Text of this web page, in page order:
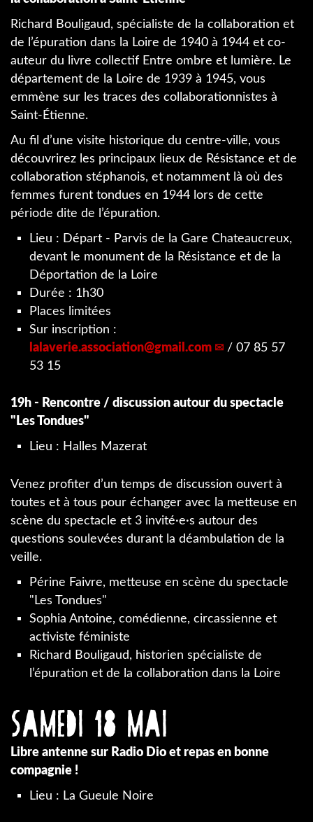
Richard Bouligaud, spécialiste de la collaboration et
de l’épuration dans la Loire de 1940 à 1944 et co-
auteur du livre collectif Entre ombre et lumière. Le
département de la Loire de 1939 à 1945, vous
emmène sur les traces des collaborationnistes à
Saint-Étienne.
Au fil d’une visite historique du centre-ville, vous
découvrirez les principaux lieux de Résistance et de
collaboration stéphanois, et notamment là où des
femmes furent tondues en 1944 lors de cette
période dite de l’épuration.
Lieu : Départ - Parvis de la Gare Chateaucreux,
devant le monument de la Résistance et de la
Déportation de la Loire
Durée : 1h30
Places limitées
Sur inscription :
lalaverie.association@gmail.com
/ 07 85 57
53 15
19h - Rencontre / discussion autour du spectacle
"Les Tondues"
Lieu : Halles Mazerat
Venez profiter d’un temps de discussion ouvert à
toutes et à tous pour échanger avec la metteuse en
scène du spectacle et 3 invité·e·s autour des
questions soulevées durant la déambulation de la
veille.
Périne Faivre, metteuse en scène du spectacle
"Les Tondues"
Sophia Antoine, comédienne, circassienne et
activiste féministe
Richard Bouligaud, historien spécialiste de
l’épuration et de la collaboration dans la Loire
Samedi 18 mai
Libre antenne sur Radio Dio et repas en bonne
compagnie !
Lieu : La Gueule Noire